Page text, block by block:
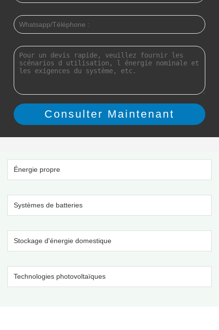
Énergie propre
Systèmes de batteries
Stockage d'énergie domestique
Technologies photovoltaïques